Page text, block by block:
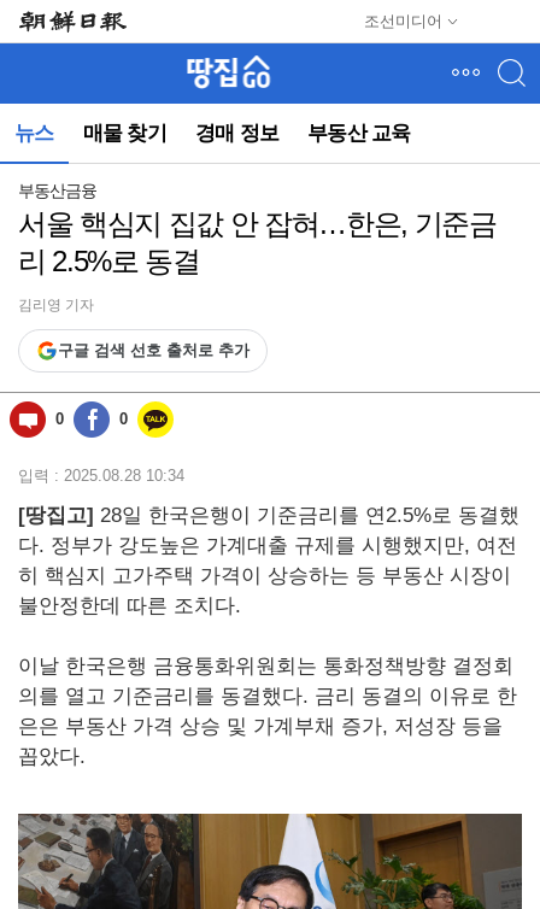
조선미디어
뉴
(컨
동)
뉴스 매물 찾기 경매 정보 부동산 교육
부동산금융
서울 핵심지 집값 안 잡혀…한은, 기준금
리 2.5%로 동결
김리영 기자
구글 검색 선호 출처로 추가
0 0
입력 : 2025.08.28 10:34
[땅집고] 28일 한국은행이 기준금리를 연2.5%로 동결했
다. 정부가 강도높은 가계대출 규제를 시행했지만, 여전
히 핵심지 고가주택 가격이 상승하는 등 부동산 시장이
불안정한데 따른 조치다.
이날 한국은행 금융통화위원회는 통화정책방향 결정회
의를 열고 기준금리를 동결했다. 금리 동결의 이유로 한
은은 부동산 가격 상승 및 가계부채 증가, 저성장 등을
꼽았다.